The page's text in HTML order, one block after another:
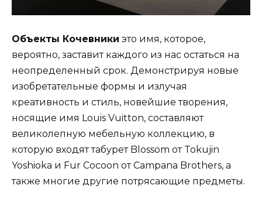
Объекты Кочевники это имя, которое,
вероятно, заставит каждого из нас остаться на
неопределенный срок. Демонстрируя новые
изобретательные формы и излучая
креативность и стиль, новейшие творения,
носящие имя Louis Vuitton, составляют
великолепную мебельную коллекцию, в
которую входят табурет Blossom от Tokujin
Yoshioka и Fur Cocoon от Campana Brothers, а
также многие другие потрясающие предметы.